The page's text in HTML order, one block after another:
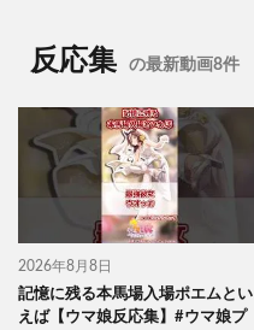
反応集 の最新動画8件
2026年8月8日
記憶に残る本馬場入場ポエムとい
えば【ウマ娘反応集】#ウマ娘プ